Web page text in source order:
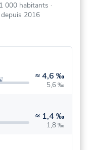
000 habitants ·
2016
≈4,6 ‰
5,6 ‰
≈ 1,4 ‰
1,8 ‰